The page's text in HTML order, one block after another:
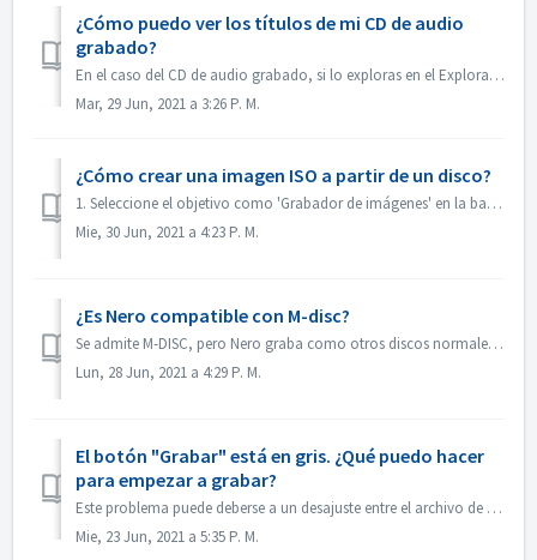
¿Cómo puedo ver los títulos de mi CD de audio
grabado?
En el caso del CD de audio grabado, si lo exploras en el Explorador de Windows, aparecerá como pista 01, pista 02. Esto es lo esperado: Si lo rep...
Mar, 29 Jun, 2021 a 3:26 P. M.
¿Cómo crear una imagen ISO a partir de un disco?
1. Seleccione el objetivo como 'Grabador de imágenes' en la barra de herramientas. 2. Inserte el disco de origen en la unidad. Haz clic en Copiar...
Mie, 30 Jun, 2021 a 4:23 P. M.
¿Es Nero compatible con M-disc?
Se admite M-DISC, pero Nero graba como otros discos normales. No hay ningún tratamiento especial para esto.
Lun, 28 Jun, 2021 a 4:29 P. M.
El botón "Grabar" está en gris. ¿Qué puedo hacer
para empezar a grabar?
Este problema puede deberse a un desajuste entre el archivo de proyecto y su tipo de proyecto. Por favor, pruebe con otros tipos de proyecto para ver si hay...
Mie, 23 Jun, 2021 a 5:35 P. M.